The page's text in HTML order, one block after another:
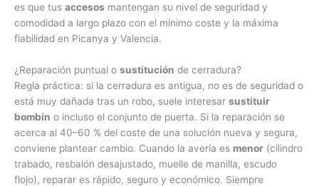
es que tus accesos mantengan su nivel de seguridad y
comodidad a largo plazo con el mínimo coste y la máxima
fiabilidad en Picanya y Valencia.
¿Reparación puntual o sustitución de cerradura?
Regla práctica: si la cerradura es antigua, no es de seguridad o
está muy dañada tras un robo, suele interesar sustituir
bombín o incluso el conjunto de puerta. Si la reparación se
acerca al 40–60 % del coste de una solución nueva y segura,
conviene plantear cambio. Cuando la avería es menor (cilindro
trabado, resbalón desajustado, muelle de manilla, escudo
flojo), reparar es rápido, seguro y económico. Siempre